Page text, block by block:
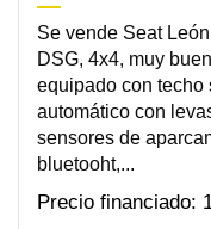
Se vende Seat
DSG, 4x4, muy
equipado con techo
automático con
sensores de
bluetooht,...